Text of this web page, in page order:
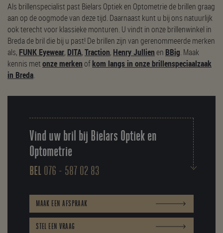
Als brillenspecialist past Bielars Optiek en Optometrie de brillen graag
aan op de oogmode van deze tijd. Daarnaast kunt u bij ons natuurlijk
ook terecht voor klassieke monturen. U vindt in onze brillenwinkel in
Breda de bril die bij u past! De brillen zijn van gerenommeerde merken
als, FUNK Eyewear, DITA,Traction, Henry Jullienen BBig. Maak
kennis metonze merkenofkom langs in onze brillenspeciaalzaak
in Breda.
Vind uw bril bij Bielars Optiek en
Optometrie
BEL 076 - 587 02 83
MAAK EEN AFSPRAAK
STEL EEN VRAAG